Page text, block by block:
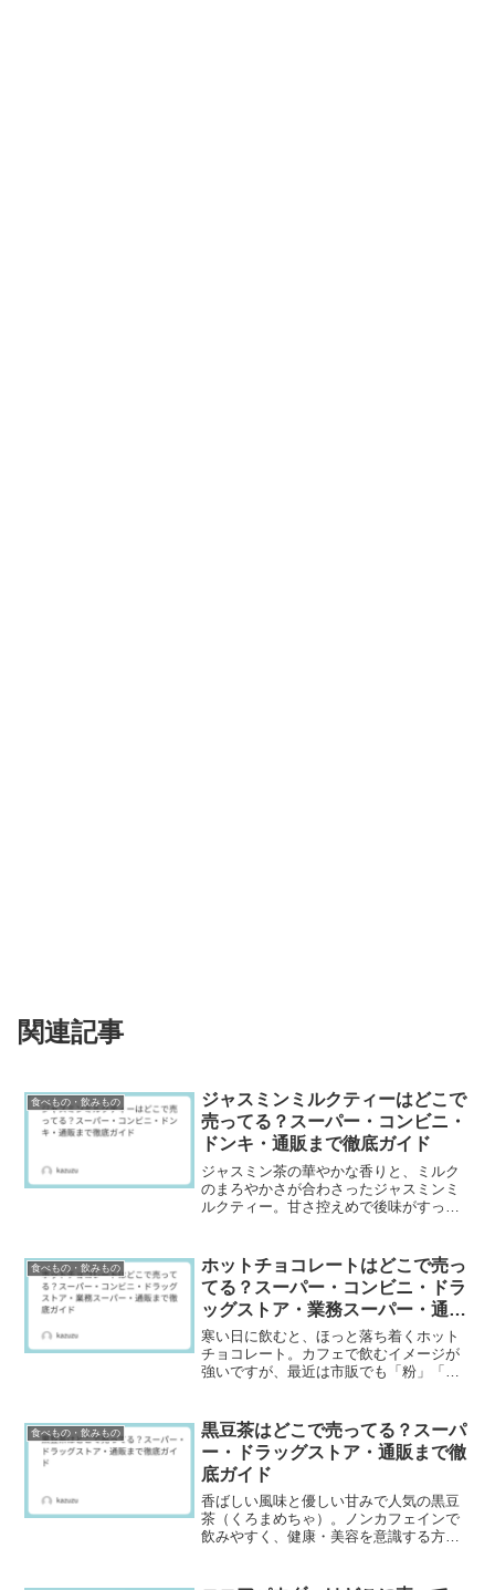
関連記事
食べもの・飲みもの
ジャスミンミルクティーはどこで
売ってる？スーパー・コンビニ・
ドンキ・通販まで徹底ガイド
ジャスミン茶の華やかな香りと、ミルク
のまろやかさが合わさったジャスミンミ
ルクティー。甘さ控えめで後味がすっき
す。ただ、一般的な紅茶ミルクティーに
比べると売り場が限られ、「...
食べもの・飲みもの
ホットチョコレートはどこで売っ
てる？スーパー・コンビニ・ドラ
ッグストア・業務スーパー・通販
まで徹底ガイド
寒い日に飲むと、ほっと落ち着くホット
チョコレート。カフェで飲むイメージが
強いですが、最近は市販でも「粉」「タ
だ、いざ買おうとすると「どこで売って
る？」「ココアとは違うの？...
食べもの・飲みもの
黒豆茶はどこで売ってる？スーパ
ー・ドラッグストア・通販まで徹
底ガイド
香ばしい風味と優しい甘みで人気の黒豆
茶（くろまめちゃ）。ノンカフェインで
飲みやすく、健康・美容を意識する方に